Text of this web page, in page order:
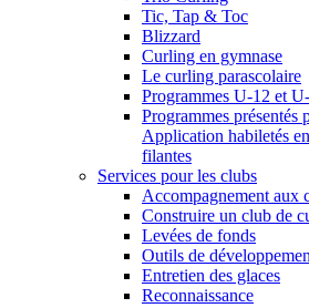
Tic, Tap & Toc
Blizzard
Curling en gymnase
Le curling parascolaire
Programmes U-12 et
Programmes présentés
Application habiletés
filantes
Services pour les clubs
Accompagnement aux
Construire un club de
Levées de fonds
Outils de
Entretien des glaces
Reconnaissance